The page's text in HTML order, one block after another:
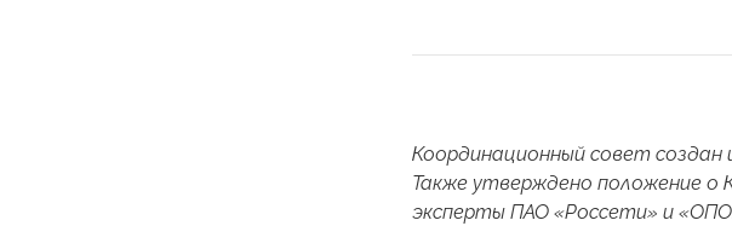
Координационный совет
Также утверждено положение
эксперты ПАО «Россети» и